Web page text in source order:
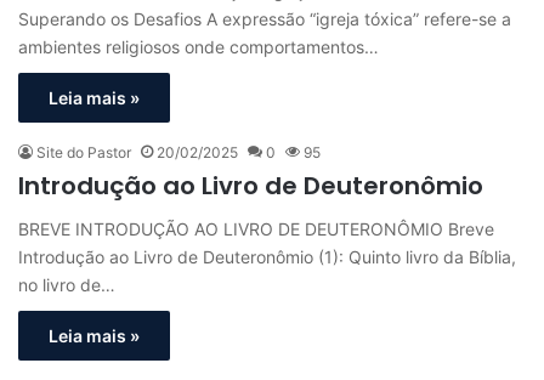
Superando os Desafios A expressão “igreja tóxica” refere-se a
ambientes religiosos onde comportamentos…
Leia mais »
Site do Pastor 20/02/2025 0 95
Introdução ao Livro de Deuteronômio
BREVE INTRODUÇÃO AO LIVRO DE DEUTERONÔMIO Breve
Introdução ao Livro de Deuteronômio (1): Quinto livro da Bíblia,
no livro de…
Leia mais »